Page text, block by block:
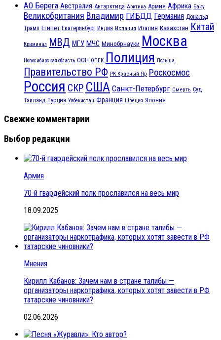
АО Берега Австралия Антарктида Арктика Армия Африка Баку
Великобритания Владимир ГИБДД Германия Дональд
Трамп Египет Екатеринбург Индия Испания Италия Казахстан Китай
Криминал МВД МГУ МЧС Минобрнауки Москва
Новосибирская область ООН ОПЕК Полиция Польша
Правительство РФ РК Красный Яр Роскосмос
Россия СКР США Санкт-Петербург Смерть Суд
Таиланд Турция Узбекистан Франция Швеция Япония
Свежие комментарии
Выбор редакции
Армия
70-й гвардейский полк прославился на весь мир
18.09.2025
Мнения
Кирилл Кабанов: Зачем нам в стране талибы —
организаторы наркотрафика, которых хотят завести в РФ
татарские чиновники?
02.06.2026